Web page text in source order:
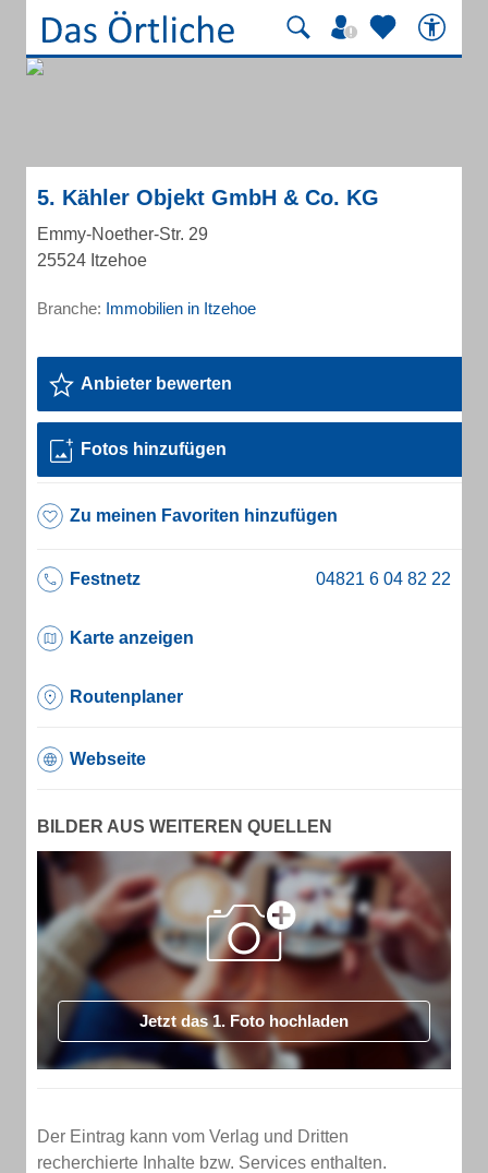
5. Kähler Objekt GmbH & Co. KG
Emmy-Noether-Str. 29
25524 Itzehoe
Branche: Immobilien in Itzehoe
Anbieter bewerten
Fotos hinzufügen
Zu meinen Favoriten hinzufügen
Festnetz
Karte anzeigen
Routenplaner
Webseite
BILDER AUS WEITEREN QUELLEN
Jetzt das 1. Foto hochladen
Der Eintrag kann vom Verlag und Dritten
recherchierte Inhalte bzw. Services enthalten.